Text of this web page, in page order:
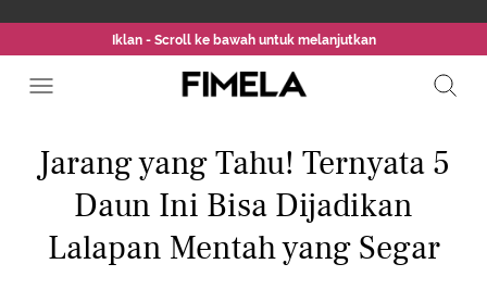
Iklan - Scroll ke bawah untuk melanjutkan
Jarang yang Tahu! Ternyata 5
Daun Ini Bisa Dijadikan
Lalapan Mentah yang Segar